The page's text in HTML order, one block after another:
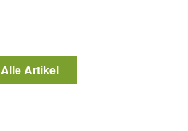
Alle Artikel